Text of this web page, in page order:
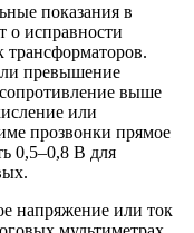
показания в
о исправности
превышение
выше
или
прозвонки прямое
0,5–0,8 В для
напряжение или ток